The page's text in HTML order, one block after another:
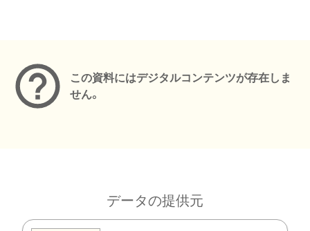
この資料にはデジタルコンテンツが存在しま
せん。
データの提供元